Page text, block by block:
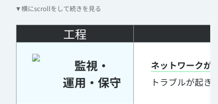
▼横にscrollをして続きを見る
工程
監視・
運用・保守
ネットワークが
トラブルが起き